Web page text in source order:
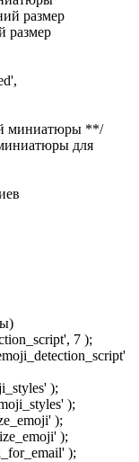
размер
размер
миниатюры **/
для
7 );
);
);
);
);
);